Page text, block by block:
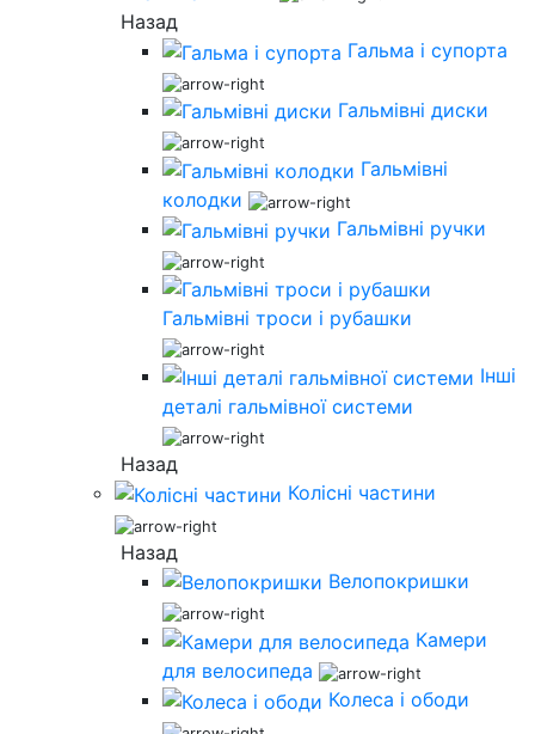
Назад
Гальма і супорта
Гальмівні диски
Гальмівні
колодки
Гальмівні ручки
Гальмівні троси і рубашки
Інші
деталі гальмівної системи
Назад
Колісні частини
Назад
Велопокришки
Камери
для велосипеда
Колеса і ободи